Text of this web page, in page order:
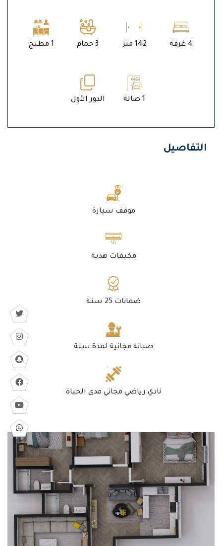
4 غرفة 142 متر 3 حمام 1 مطبخ
1 صالة الدور الأول
التفاصيل
موقف سيارة
مكيفات هدية
ضمانات 25 سنة
صيانة مجانية لمدة سنة
نادي رياضي مجاني مدى الحياة